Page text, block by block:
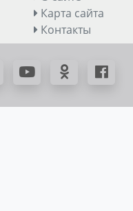
Карта сайта
Контакты